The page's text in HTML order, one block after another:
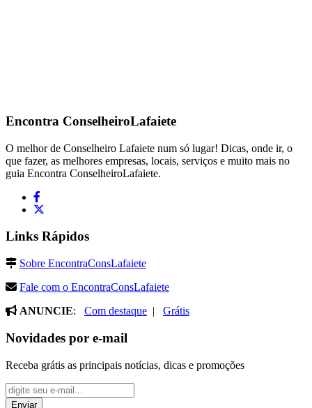
Encontra ConselheiroLafaiete
O melhor de Conselheiro Lafaiete num só lugar! Dicas, onde ir, o
que fazer, as melhores empresas, locais, serviços e muito mais no
guia Encontra ConselheiroLafaiete.
Links Rápidos
Sobre EncontraConsLafaiete
Fale com o EncontraConsLafaiete
ANUNCIE: Com destaque | Grátis
Novidades por e-mail
Receba grátis as principais notícias, dicas e promoções